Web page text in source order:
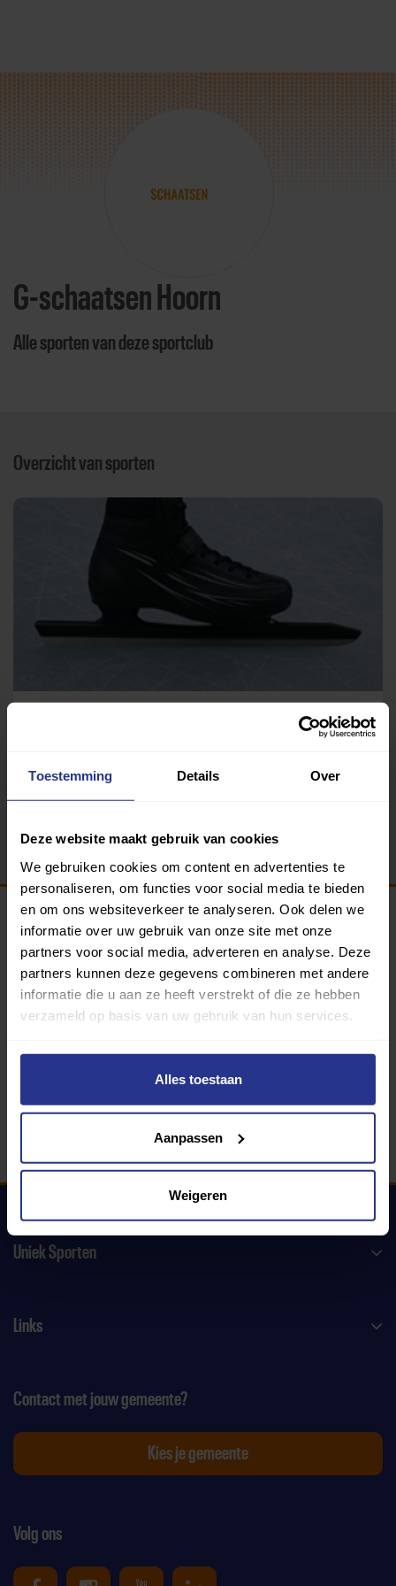
Toestemming Details Over
Deze website maakt gebruik van cookies
We gebruiken cookies om content en advertenties te
personaliseren, om functies voor social media te bieden
en om ons websiteverkeer te analyseren. Ook delen we
informatie over uw gebruik van onze site met onze
partners voor social media, adverteren en analyse. Deze
partners kunnen deze gegevens combineren met andere
informatie die u aan ze heeft verstrekt of die ze hebben
verzameld op basis van uw gebruik van hun services.
Alles toestaan
Aanpassen
Weigeren
G-schaatsen Hoorn
Alle sporten van deze sportclub
Overzicht van sporten
Programma van:
340 gemeenten
Uniek Sporten
Links
Volg ons
Contact met jouw gemeente?
Kies je gemeente